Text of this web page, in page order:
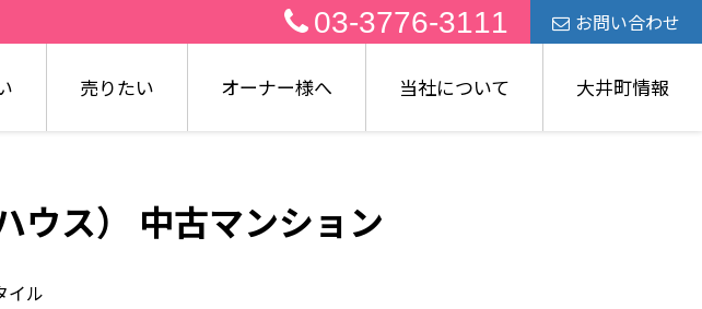
03-3776-3111 お問い合わせ
売りたい オーナー様へ 当社について 大井町情報
ウス） 中古マンション
イル